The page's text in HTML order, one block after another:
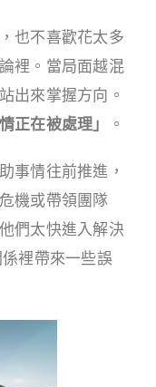
也不喜歡花太多
裡。當局面越混
出來掌握方向。
正在被處理」
。
事情往前推進，
機或帶領團隊
們太快進入解決
裡帶來一些誤